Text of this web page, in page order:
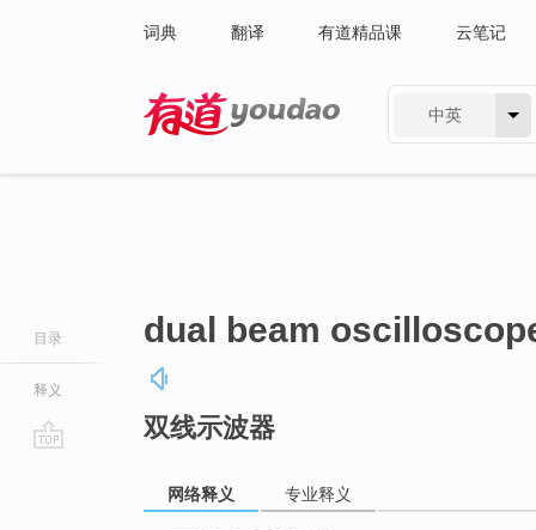
词典 翻译 有道精品课 云笔记
中英
目录
释义
dual beam
双线示波器
网络释义 专业释义